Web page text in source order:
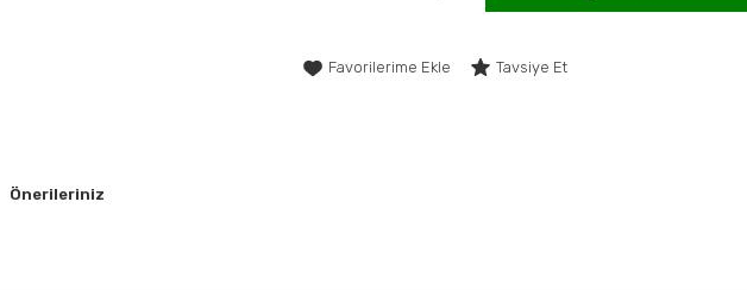
Tavsiye Et
Önerileriniz